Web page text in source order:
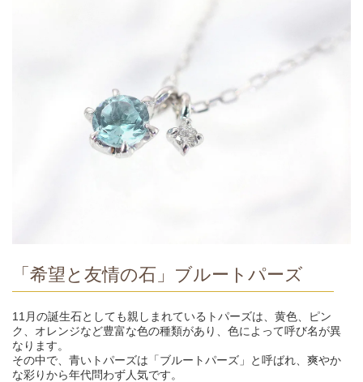
「希望と友情の石」ブルートパーズ
11月の誕生石としても親しまれているトパーズは、黄色、ピン
ク、オレンジなど豊富な色の種類があり、色によって呼び名が異
なります。
その中で、青いトパーズは「ブルートパーズ」と呼ばれ、爽やか
な彩りから年代問わず人気です。